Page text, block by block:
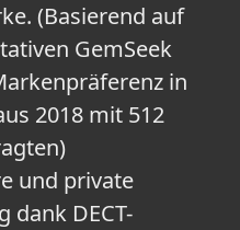
(Basierend auf
GemSeek
in
2018 mit 512
und private
dank DECT-